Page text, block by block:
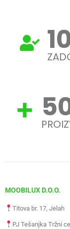
MOOBILUX D.O.O.
Titova br. 17, Jelah
PJ Tešanjka Tržni